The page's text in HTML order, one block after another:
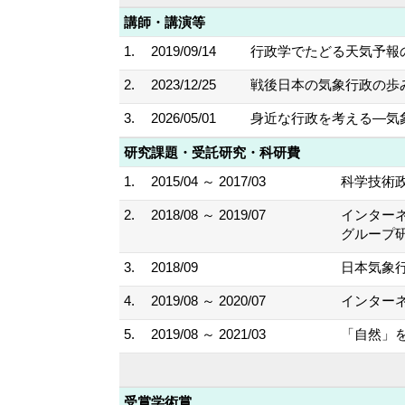
講師・講演等
1.
2019/09/14 行政学でたどる天気予報
2. 2023/12/25 戦後日本の気象行政の
3. 2026/05/01 身近な行政を考える―気
研究課題・受託研究・科研費
1.
2015/04 ～ 2017/03 科学技術
2. 2018/08 ～ 2019/07
インター
グループ
3. 2018/09 日本気象
4. 2019/08 ～ 2020/07 インター
5. 2019/08 ～ 2021/03 「自然
受賞学術賞